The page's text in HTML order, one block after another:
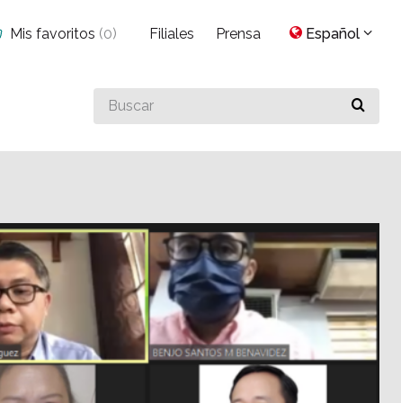
Buscar
algo
Mis favoritos (0) Filiales Prensa Español